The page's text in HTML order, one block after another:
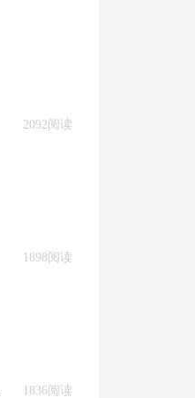
2092阅读
1898阅读
1836阅读